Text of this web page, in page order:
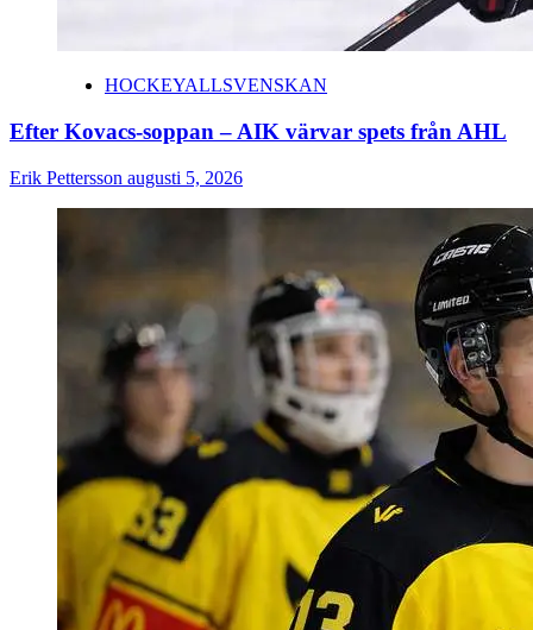
HOCKEYALLSVENSKAN
Efter Kovacs-soppan – AIK värvar spets från AHL
Erik Pettersson augusti 5, 2026